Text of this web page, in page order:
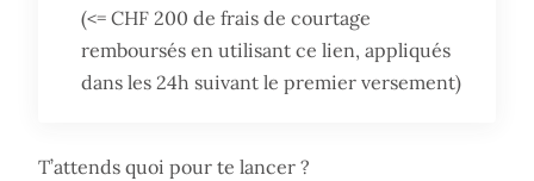
(<= CHF 200 de frais de courtage
remboursés en utilisant ce lien, appliqués
dans les 24h suivant le premier versement)
T’attends quoi pour te lancer ?